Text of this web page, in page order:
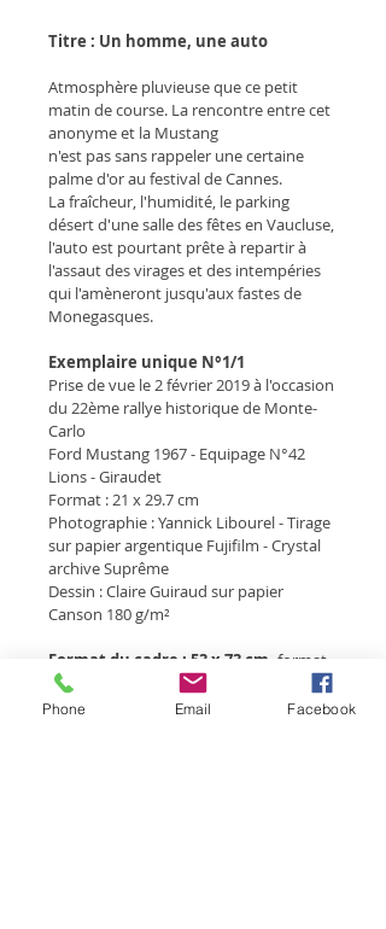
Titre : Un homme, une auto
Atmosphère pluvieuse que ce petit
matin de course. La rencontre entre cet
anonyme et la Mustang
n'est pas sans rappeler une certaine
palme d'or au festival de Cannes.
La fraîcheur, l'humidité, le parking
désert d'une salle des fêtes en Vaucluse,
l'auto est pourtant prête à repartir à
l'assaut des virages et des intempéries
qui l'amèneront jusqu'aux fastes de
Monegasques.
Exemplaire unique N°1/1
Prise de vue le 2 février 2019 à l'occasion
du 22ème rallye historique de Monte-
Carlo
Ford Mustang 1967 - Equipage N°42
Lions - Giraudet
Format : 21 x 29.7 cm
Photographie : Yannick Libourel - Tirage
sur papier argentique Fujifilm - Crystal
archive Suprême
Dessin : Claire Guiraud sur papier
Canson 180 g/m²
Format du cadre : 53 x 73 cm, format
de l'oeuvre sans le passe partout
29.5 x
20 cm
Phone Email Facebook